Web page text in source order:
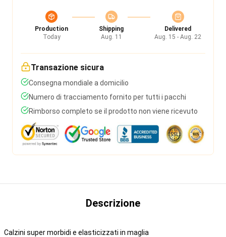
Production
Today
Shipping
Aug. 11
Delivered
Aug. 15 - Aug. 22
Transazione sicura
Consegna mondiale a domicilio
Numero di tracciamento fornito per tutti i pacchi
Rimborso completo se il prodotto non viene ricevuto
Descrizione
Calzini super morbidi e elasticizzati in maglia